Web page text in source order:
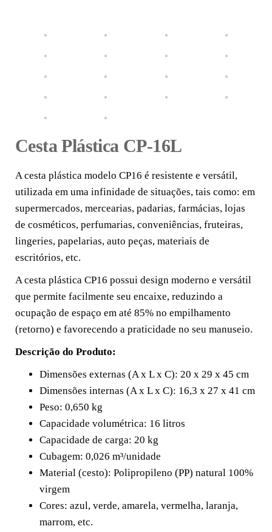
Cesta Plástica CP-16L
A cesta plástica modelo CP16 é resistente e versátil,
utilizada em uma infinidade de situações, tais como: em
supermercados, mercearias, padarias, farmácias, lojas
de cosméticos, perfumarias, conveniências, fruteiras,
lingeries, papelarias, auto peças, materiais de
escritórios, etc.
A cesta plástica CP16 possui design moderno e versátil
que permite facilmente seu encaixe, reduzindo a
ocupação de espaço em até 85% no empilhamento
(retorno) e favorecendo a praticidade no seu manuseio.
Descrição do Produto:
Dimensões externas (A x L x C): 20 x 29 x 45 cm
Dimensões internas (A x L x C): 16,3 x 27 x 41 cm
Peso: 0,650 kg
Capacidade volumétrica: 16 litros
Capacidade de carga: 20 kg
Cubagem: 0,026 m³/unidade
Material (cesto): Polipropileno (PP) natural 100%
virgem
Cores: azul, verde, amarela, vermelha, laranja,
marrom, etc.